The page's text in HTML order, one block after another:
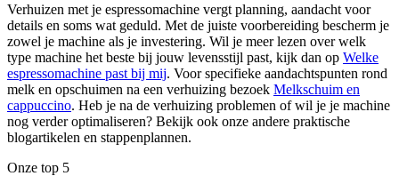
Verhuizen met je espressomachine vergt planning, aandacht voor
details en soms wat geduld. Met de juiste voorbereiding bescherm je
zowel je machine als je investering. Wil je meer lezen over welk
type machine het beste bij jouw levensstijl past, kijk dan op Welke
espressomachine past bij mij. Voor specifieke aandachtspunten rond
melk en opschuimen na een verhuizing bezoek Melkschuim en
cappuccino. Heb je na de verhuizing problemen of wil je je machine
nog verder optimaliseren? Bekijk ook onze andere praktische
blogartikelen en stappenplannen.
Onze top 5